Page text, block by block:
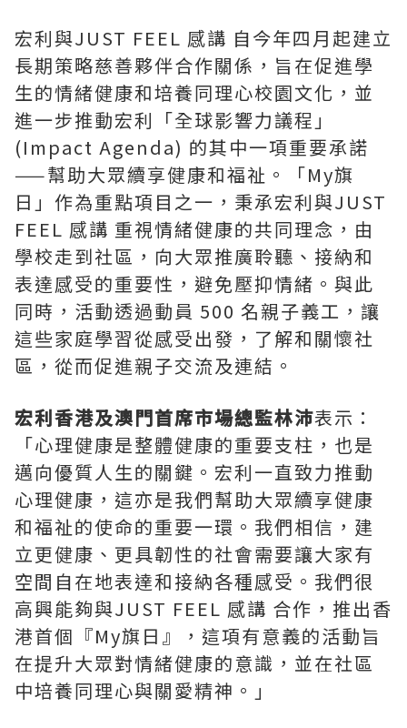
宏利與JUST FEEL 感講 自今年四月起建立
長期策略慈善夥伴合作關係，旨在促進學
生的情緒健康和培養同理心校園文化，並
進一步推動宏利「全球影響力議程」
(Impact Agenda) 的其中一項重要承諾
——幫助大眾續享健康和福祉。「My旗
日」作為重點項目之一，秉承宏利與JUST
FEEL 感講 重視情緒健康的共同理念，由
學校走到社區，向大眾推廣聆聽、接納和
表達感受的重要性，避免壓抑情緒。與此
同時，活動透過動員 500 名親子義工，讓
這些家庭學習從感受出發，了解和關懷社
區，從而促進親子交流及連結。
宏利香港及澳門首席市場總監林沛表示：
「心理健康是整體健康的重要支柱，也是
邁向優質人生的關鍵。宏利一直致力推動
心理健康，這亦是我們幫助大眾續享健康
和福祉的使命的重要一環。我們相信，建
立更健康、更具韌性的社會需要讓大家有
空間自在地表達和接納各種感受。我們很
高興能夠與JUST FEEL 感講 合作，推出香
港首個『My旗日』，這項有意義的活動旨
在提升大眾對情緒健康的意識，並在社區
中培養同理心與關愛精神。」